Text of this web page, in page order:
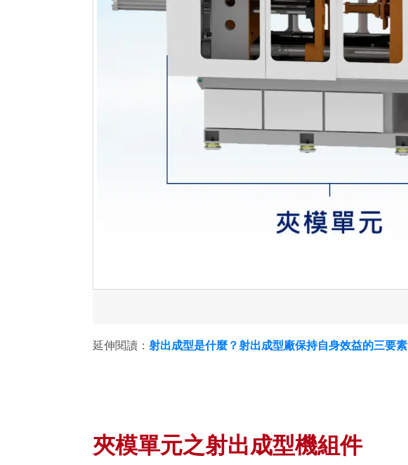
延伸閱讀： 射出成型是什麼？射出成型廠保持自身效益的三要素
夾模單元之射出成型機組件